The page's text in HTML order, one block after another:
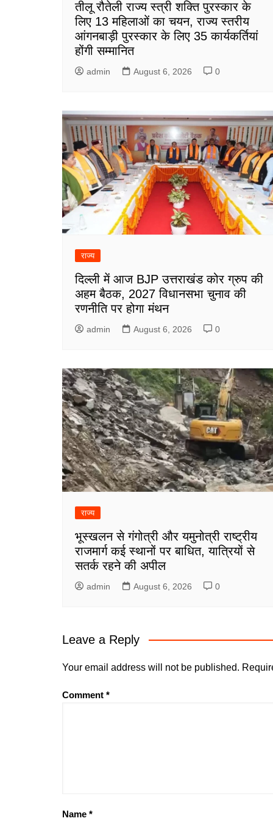
तीलू रौतेली राज्य स्त्री शक्ति पुरस्कार के
लिए 13 महिलाओं का चयन, राज्य स्तरीय
आंगनबाड़ी पुरस्कार के लिए 35 कार्यकर्तियां
होंगी सम्मानित
admin August 6, 2026 0
राज्य
दिल्ली में आज BJP उत्तराखंड कोर ग्रुप की
अहम बैठक, 2027 विधानसभा चुनाव की
रणनीति पर होगा मंथन
admin August 6, 2026 0
राज्य
भूस्खलन से गंगोत्री और यमुनोत्री राष्ट्रीय
राजमार्ग कई स्थानों पर बाधित, यात्रियों से
सतर्क रहने की अपील
admin August 6, 2026 0
Leave a Reply
Your email address will not be published.
Comment *
Name *